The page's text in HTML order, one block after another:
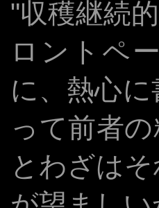
"収穫継続
ロントペ
に、熱心
って前者
とわざは